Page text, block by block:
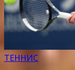
ТЕННИС